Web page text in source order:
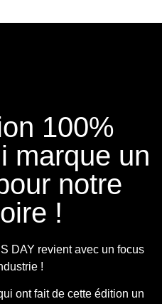
100%
marque un
notre
!
DAY revient avec un focus
!
ont fait de cette édition un